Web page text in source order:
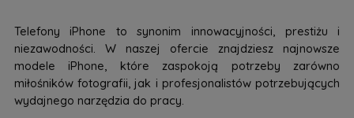
Telefony iPhone to synonim innowacyjności, prestiżu i
niezawodności. W naszej ofercie znajdziesz najnowsze
modele iPhone, które zaspokoją potrzeby zarówno
miłośników fotografii, jak i profesjonalistów potrzebujących
wydajnego narzędzia do pracy.